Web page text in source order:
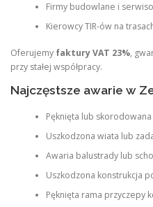
Firmy budowlane i
Kierowcy TIR-ów na
Oferujemy faktury VAT 23%,
przy stałej współpracy.
Najczęstsze awarie w
Pęknięta lub
Uszkodzona wiata lub
Awaria balustrady lub
Uszkodzona konstrukcja
Pęknięta rama przyczepy